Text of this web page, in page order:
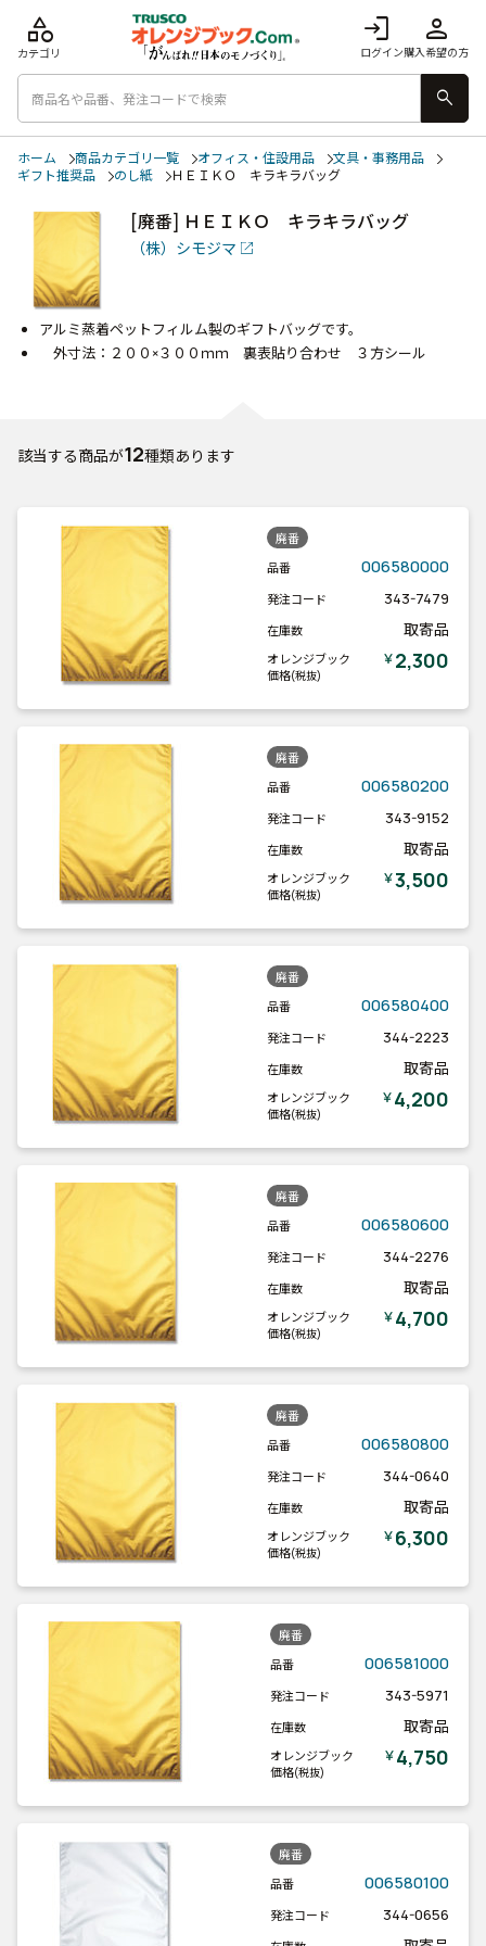
login
ログイン
person
購入希望の方
category
カテゴリ
search
ホーム 商品カテゴリ一覧 オフィス・住設用品
文具・事務用品
ギフト推奨品
のし紙 ＨＥＩＫＯ キラキラバッグ
[廃番] ＨＥＩＫＯ キラキラバッグ
（株）シモジマ
アルミ蒸着ペットフィルム製のギフトバッグです。
外寸法：２００×３００ｍｍ 裏表貼り合わせ ３方シール
該当する商品が12種類あります
廃番
品番
006580000
発注コード 343-7479
在庫数 取寄品
オレンジブック
価格(税抜)
￥2,300
廃番
品番
006580200
発注コード 343-9152
在庫数 取寄品
オレンジブック
価格(税抜)
￥3,500
廃番
品番
006580400
発注コード 344-2223
在庫数 取寄品
オレンジブック
価格(税抜)
￥4,200
廃番
品番
006580600
発注コード 344-2276
在庫数 取寄品
オレンジブック
価格(税抜)
￥4,700
廃番
品番
006580800
発注コード 344-0640
在庫数 取寄品
オレンジブック
価格(税抜)
￥6,300
廃番
品番
006581000
発注コード 343-5971
在庫数 取寄品
オレンジブック
価格(税抜)
￥4,750
廃番
品番
006580100
発注コード 344-0656